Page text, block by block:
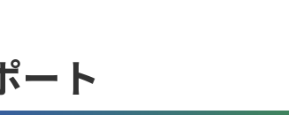
ート